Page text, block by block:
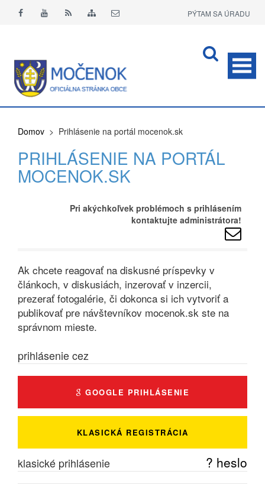
PÝTAM SA ÚRADU
Domov > Prihlásenie na portál mocenok.sk
PRIHLÁSENIE NA PORTÁL
MOCENOK.SK
Pri akýchkoľvek problémoch s prihlásením
kontaktujte administrátora!
Ak chcete reagovať na diskusné príspevky v
článkoch, v diskusiách, inzerovať v inzercii,
prezerať fotogalérie, či dokonca si ich vytvoriť a
publikovať pre návštevníkov mocenok.sk ste na
správnom mieste.
prihlásenie cez
GOOGLE PRIHLÁSENIE
KLASICKÁ REGISTRÁCIA
klasické prihlásenie ? heslo